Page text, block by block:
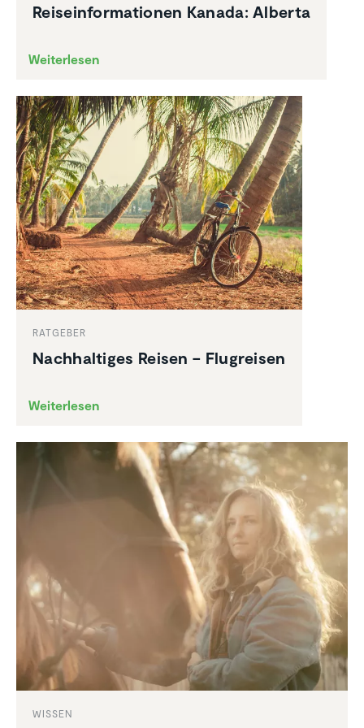
Reise­infor­ma­tionen Kanada: Alberta
Weiterlesen
RATGEBER
Nachhal­tiges Reisen – Flugreisen
Weiterlesen
WISSEN